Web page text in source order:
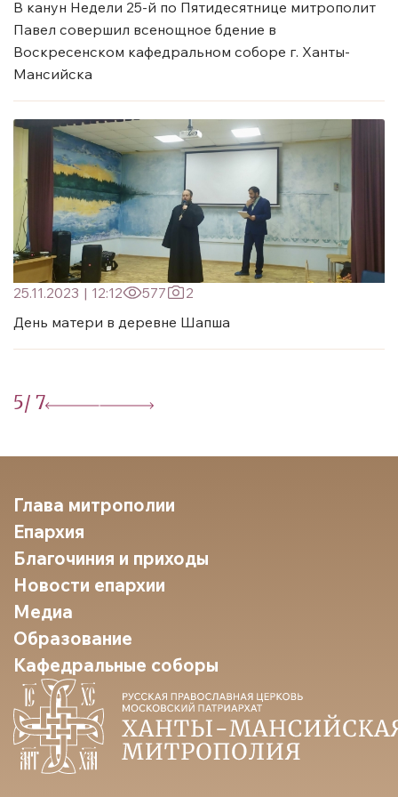
В канун Недели 25-й по Пятидесятнице митрополит
Павел совершил всенощное бдение в
Воскресенском кафедральном соборе г. Ханты-
Мансийска
25.11.2023 | 12:12 577
2
День матери в деревне Шапша
5/ 7
Глава митрополии
Епархия
Благочиния и приходы
Новости епархии
Медиа
Образование
Кафедральные соборы